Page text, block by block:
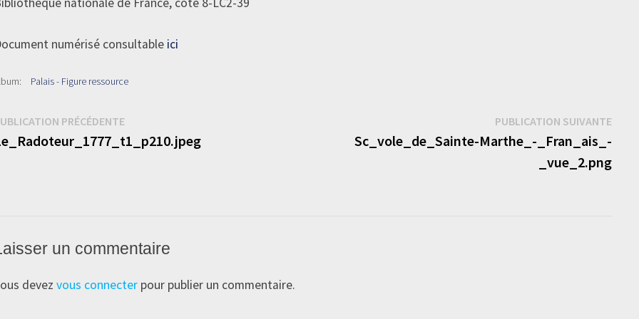
numérisé consultable ici
Palais - Figure ressource
PRÉCÉDENTEPublication
précédente :
PUBLICATION SUIVANTE
Sc_vole_de_Sainte-Marthe_-_Fran_ais_-
_vue_2.png
un commentaire
devez vous connecterpour publier un commentaire.